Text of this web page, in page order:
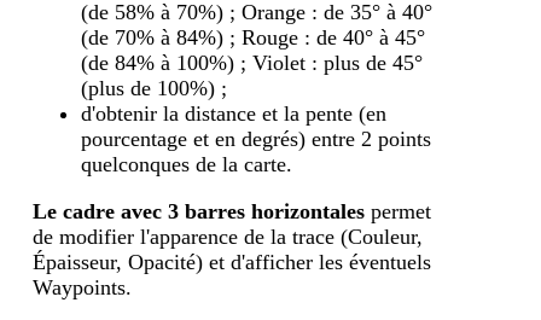
(de 58% à 70%) ; Orange : de 35° à 40°
(de 70% à 84%) ; Rouge : de 40° à 45°
(de 84% à 100%) ; Violet : plus de 45°
(plus de 100%) ;
d'obtenir la distance et la pente (en
pourcentage et en degrés) entre 2 points
quelconques de la carte.
Le cadre avec 3 barres horizontales permet
de modifier l'apparence de la trace (Couleur,
Épaisseur, Opacité) et d'afficher les éventuels
Waypoints.